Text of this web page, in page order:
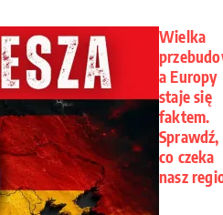
Wielka
a Europy
staje się
faktem.
Sprawdź,
co czeka
nasz